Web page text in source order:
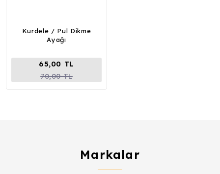
Kurdele / Pul Dikme
Ayağı
65,00 TL
70,00 TL
Markalar